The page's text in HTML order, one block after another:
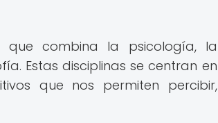
que combina la psicología, la
Estas disciplinas se centran en
que nos permiten percibir,